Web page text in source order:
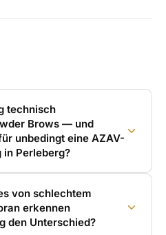
technisch
Brows — und
unbedingt eine AZAV-
Perleberg?
von schlechtem
erkennen
den Unterschied?